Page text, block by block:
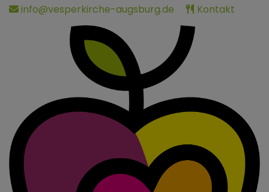
Direktinfo@vesperkirche-augsburg.de Kontakt